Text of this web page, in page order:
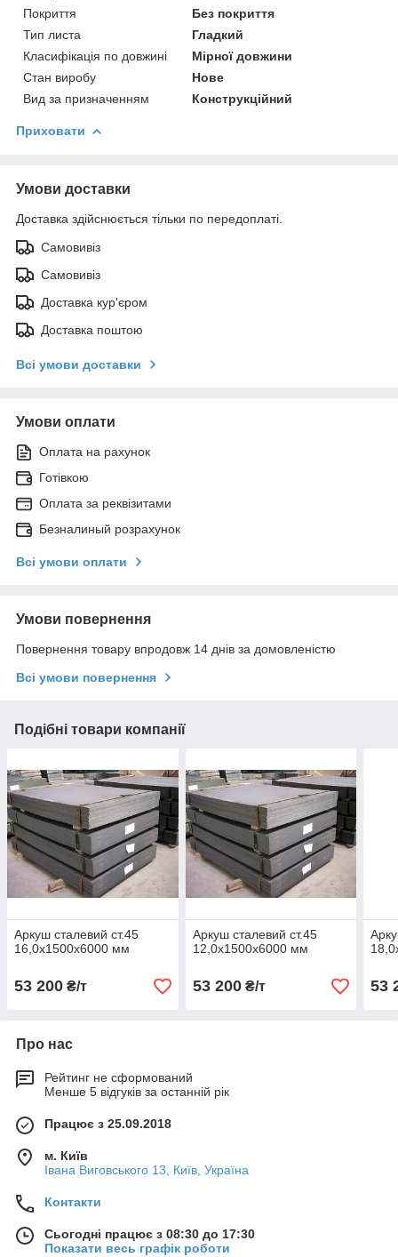
Покриття
Без покриття
Тип листа
Гладкий
Класифікація по довжині
Мірної довжини
Стан виробу
Нове
Вид за призначенням
Конструкційний
Приховати
Умови доставки
Доставка здійснюється тільки по передоплаті.
Самовивіз
Самовивіз
Доставка кур'єром
Доставка поштою
Всі умови доставки
Умови оплати
Оплата на рахунок
Готівкою
Оплата за реквізитами
Безналиный розрахунок
Всі умови оплати
Умови повернення
Повернення товару впродовж 14 днів за домовленістю
Всі умови повернення
Подібні товари компанії
Аркуш сталевий ст.45
16,0х1500х6000 мм
53 200 ₴/т
Аркуш сталевий ст.45
12,0х1500х6000 мм
53 200₴/т 53
Про нас
Рейтинг не сформований
Менше 5 відгуків за останній рік
Працює з 25.09.2018
м. Київ
Івана Виговського 13, Київ, Україна
Контакти
Сьогодні працює з 08:30 до 17:30
Показати весь графік роботи